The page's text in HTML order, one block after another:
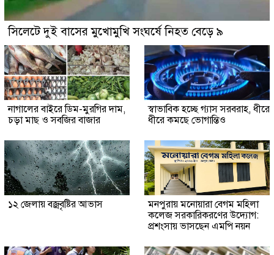
সিলেটে দুই বাসের মুখোমুখি সংঘর্ষে নিহত বেড়ে ৯
নাগালের বাইরে ডিম-মুরগির দাম,
চড়া মাছ ও সবজির বাজার
স্বাভাবিক হচ্ছে গ্যাস সরবরাহ, ধীরে
ধীরে কমছে ভোগান্তিও
১২ জেলায় বজ্রবৃষ্টির আভাস
মনপুরায় মনোয়ারা বেগম মহিলা
কলেজ সরকারিকরণের উদ্যোগ:
প্রশংসায় ভাসছেন এমপি নয়ন